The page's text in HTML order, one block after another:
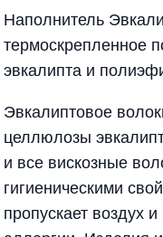
Наполнитель
термоскрепленное
эвкалипта и
Эвкалиптовое
целлюлозы
и все вискозные
гигиеническими
пропускает воздух